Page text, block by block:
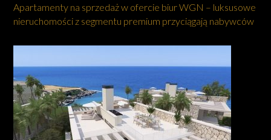
Apartamenty na sprzedaż w ofercie biur WGN – luksusowe
nieruchomości z segmentu premium przyciągają nabywców